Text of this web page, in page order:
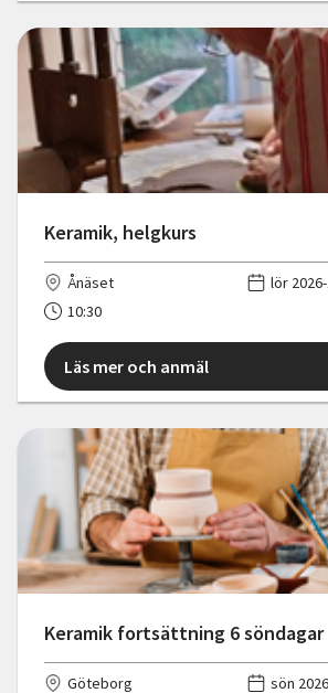
Keramik, helgkurs
Ånäset
lör
10:30
Läs mer och anmäl
Keramik fortsättning 6 söndagar
Göteborg sön